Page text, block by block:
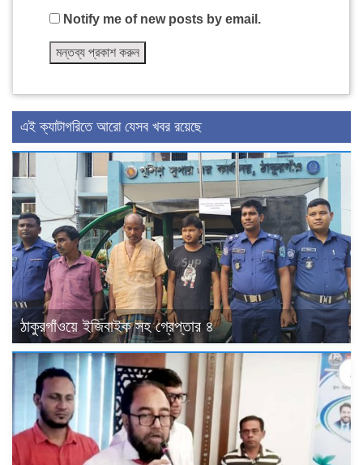
Notify me of new posts by email.
এই ক্যাটাগরিতে আরো যেসব খবর রয়েছে
ঠাকুরগাঁওয়ে ইজিবাইক সহ গ্রেপ্তার ৪